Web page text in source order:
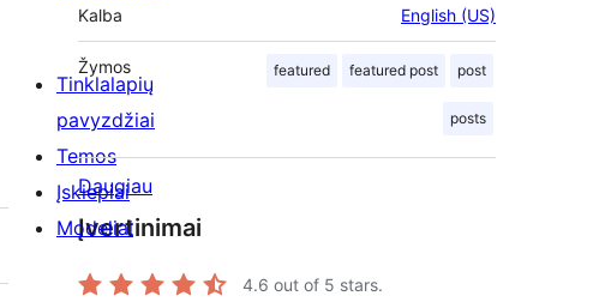
Kalba English (US)
Žymos featured featured post post
posts
Daugiau
Įvertinimai
4.6 out of 5 stars.
Tinklalapių
pavyzdžiai
Temos
Įskiepiai
Modeliai